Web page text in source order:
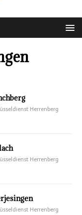
Herrenberg
Herrenberg
Herrenberg